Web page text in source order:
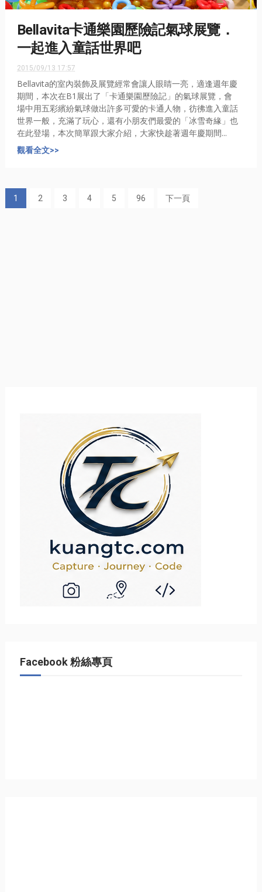
Bellavita卡通樂園歷險記氣球展覽．
一起進入童話世界吧
2015/09/13 17:57
Bellavita的室內裝飾及展覽經常會讓人眼睛一亮，適逢週年慶
期間，本次在B1展出了「卡通樂園歷險記」的氣球展覽，會
場中用五彩繽紛氣球做出許多可愛的卡通人物，彷彿進入童話
世界一般，充滿了玩心，還有小朋友們最愛的「冰雪奇緣」也
在此登場，本次簡單跟大家介紹，大家快趁著週年慶期間...
觀看全文>>
1 2 3 4 5 96 下一頁
Facebook 粉絲專頁